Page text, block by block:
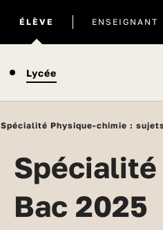
ÉLÈVE
actuel
ENSEIGNANT
Lycée
Spécialité Physique-chimie :
Spécialité Physique-chimie : sujets et corrigés -
Bac 2025